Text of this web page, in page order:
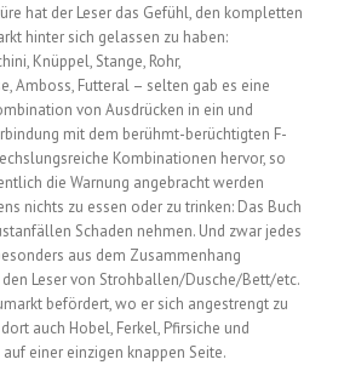
hat der Leser das Gefühl, den kompletten
hinter sich gelassen zu haben:
Knüppel, Stange, Rohr,
Amboss, Futteral – selten gab es eine
von Ausdrücken in ein und
mit dem berühmt-berüchtigten F-
Kombinationen hervor, so
die Warnung angebracht werden
nichts zu essen oder zu trinken: Das Buch
Schaden nehmen. Und zwar jedes
aus dem Zusammenhang
Leser von Strohballen/Dusche/Bett/etc.
befördert, wo er sich angestrengt zu
auch Hobel, Ferkel, Pfirsiche und
einer einzigen knappen Seite.